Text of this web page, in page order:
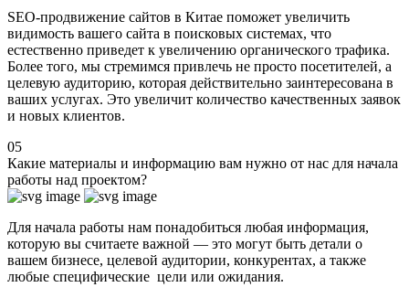
SEO-продвижение сайтов в Китае поможет увеличить
видимость вашего сайта в поисковых системах, что
естественно приведет к увеличению органического трафика.
Более того, мы стремимся привлечь не просто посетителей, а
целевую аудиторию, которая действительно заинтересована в
ваших услугах. Это увеличит количество качественных заявок
и новых клиентов.
05
Какие материалы и информацию вам нужно от нас для начала
работы над проектом?
Для начала работы нам понадобиться любая информация,
которую вы считаете важной — это могут быть детали о
вашем бизнесе, целевой аудитории, конкурентах, а также
любые специфические цели или ожидания.